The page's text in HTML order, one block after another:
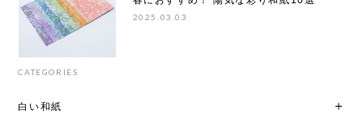
2025.03.03
CATEGORIES
白い和紙